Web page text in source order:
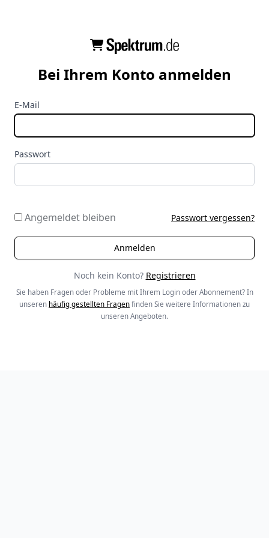
Bei Ihrem Konto anmelden
E-Mail
Passwort
Angemeldet bleiben Passwort vergessen?
Noch kein Konto? Registrieren
Sie haben Fragen oder Probleme mit Ihrem Login oder Abonnement? In
unseren häufig gestellten Fragen finden Sie weitere Informationen zu
unseren Angeboten.